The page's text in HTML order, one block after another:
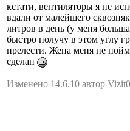
кстати, вентиляторы я не
вдали от малейшего
литров в день (у меня
быстро получу в этом углу
прелести. Жена меня не
сделан
Изменено 14.6.10 автор